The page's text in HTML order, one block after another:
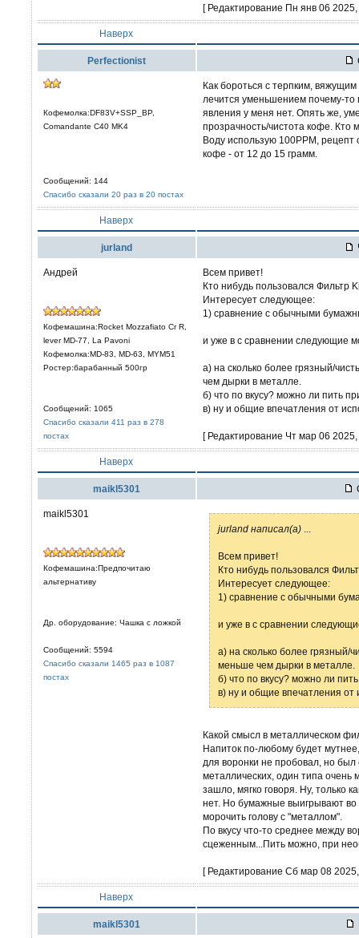
[ Редактирование Пн янв 06
Наверх
Perfectionist
Кофемолка:DF83V+SSP_BP,
Comandante C40 MK4
Сообщений: 144
Спасибо сказали 20 раз в 20 постах
Как бороться с терпким,
лечится уменьшением почему-
явления у меня нет. Опять же,
прозрачность/чистота кофе. Кто
Воду использую 100PPM, рецепт
кофе - от 12 до 15 грамм.
Наверх
jurland
Андрей
Кофемашина:Rocket Mozzafiato Cr R,
lever MD-77, La Pavoni
Кофемолка:MD-83, MD-63, MYM51
Ростер:барабанный 500гр
Сообщений: 1065
Спасибо сказали 411 раз в 278
постах
Всем привет!
Кто нибудь пользовался Фильтр
Интересует следующее:
1) сравнение с обычными
и уже в с сравнении следующие
а) на сколько более грязный/
чем дырки в металле.
б) что по вкусу? можно ли пить
в) ну и общие впечатления от
[ Редактирование Чт мар 06
Наверх
maikl5301
maikl5301
Кофемашина:Предпочитаю
альтернативу
Др. оборудование: Чашка с ложкой
Сообщений: 5594
Спасибо сказали 1465 раз в 1087
постах
jurland написал(а)
Всем привет!
Кто нибудь пользовался
Интересует следующее:
1) сравнение с обычными
и уже в с сравнении
а) на сколько более грязный/
меньше чем дырки в металле.
б) что по вкусу? можно ли
в) ну и общие впечатления от
Какой смысл в металлическом
Напиток по-любому будет
для воронки не пробовал, но
металлических, один типа очень
зашло, мягко говоря. Ну, только
нет. Но бумажные выигрывают во
морочить голову с "металлом".
По вкусу что-то среднее между
сцеженным...Пить можно, при
[ Редактирование Сб мар 08
Наверх
maikl5301